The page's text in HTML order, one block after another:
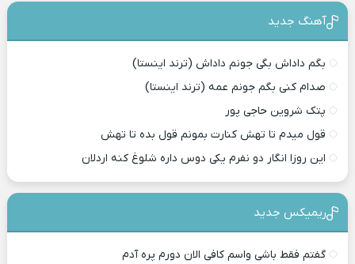
آهنگ جدید
بگم داداش بگی جونم داداش (ترند اینستا)
صدام کنی بگم جونم عمه (ترند اینستا)
پتک شروین حاجی پور
قول میدم تا تهش کنارت بمونم قول بده تا تهش
این روزا انگار دو نفرم یکی دوس داره شلوغ کنه اردلان
ریمیکس جدید
گفتم فقط باشی واسم کافی الان دورم پره آدم